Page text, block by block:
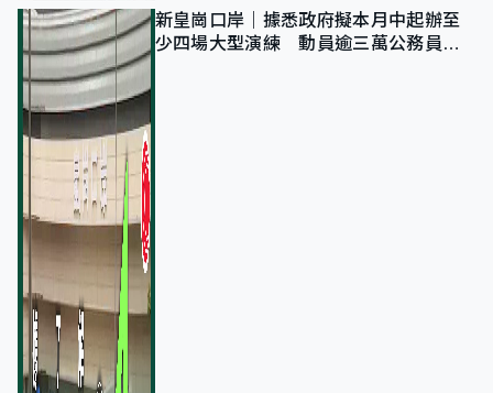
新皇崗口岸｜據悉政府擬本月中起辦至
少四場大型演練 動員逾三萬公務員人